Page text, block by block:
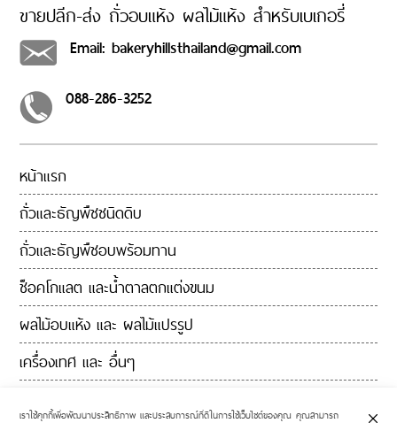
ขายปลีก-ส่ง ถั่วอบแห้ง ผลไม้แห้ง สำหรับเบเกอรี่
Email: bakeryhillsthailand@gmail.com
088-286-3252
หน้าแรก
ถั่วและธัญพืชชนิดดิบ
ถั่วและธัญพืชอบพร้อมทาน
ช็อคโกแลต และน้ำตาลตกแต่งขนม
ผลไม้อบแห้ง และ ผลไม้แปรรูป
เครื่องเทศ และ อื่นๆ
เราใช้คุกกี้เพื่อพัฒนาประสิทธิภาพ และประสบการณ์ที่ดีในการใช้เว็บไซต์ของคุณ คุณสามารถ